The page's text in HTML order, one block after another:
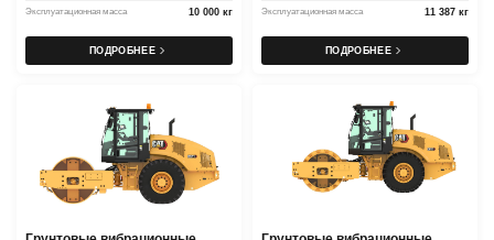
Эксплуатационная масса 10 000 кг
ПОДРОБНЕЕ
Эксплуатационная масса 11 387 кг
ПОДРОБНЕЕ